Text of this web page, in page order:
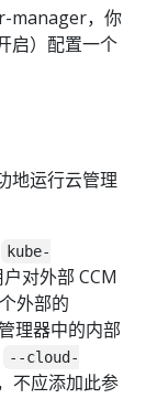
manager，你
启）配置一个
地运行云管理
kube-
对外部 CCM
外部的
理器中的内部
--cloud-
不应添加此参